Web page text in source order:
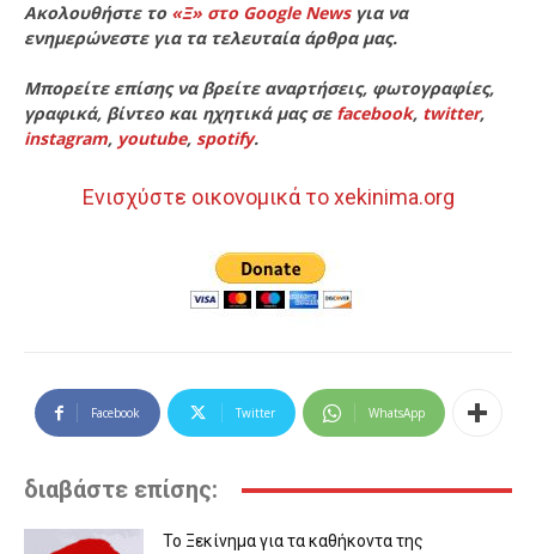
Ακολουθήστε το «Ξ» στο Google Newsγια να
ενημερώνεστε για τα τελευταία άρθρα μας.
Μπορείτε επίσης να βρείτε αναρτήσεις, φωτογραφίες,
γραφικά, βίντεο και ηχητικά μας σε facebook, twitter,
instagram, youtube, spotify.
Ενισχύστε οικονομικά το xekinima.org
Facebook Twitter WhatsApp
διαβάστε επίσης:
Το Ξεκίνημα για τα καθήκοντα της